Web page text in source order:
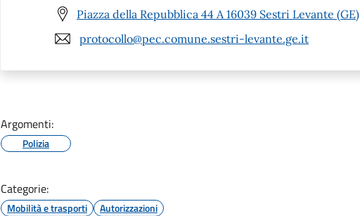
Piazza della Repubblica 44 A 16039 Sestri Levante (GE)
protocollo@pec.comune.sestri-levante.ge.it
Argomenti:
Polizia
Categorie:
Mobilità e trasporti Autorizzazioni